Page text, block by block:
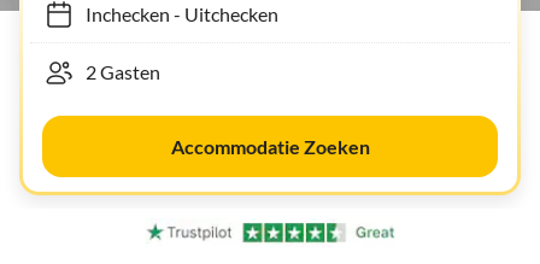
Inchecken- Uitchecken
Accommodatie Zoeken